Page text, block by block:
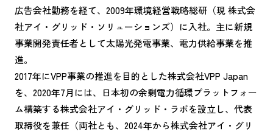
広告会社勤務を経て、2009年環境経営戦略総研（現 株式会
社アイ・グリッド・ソリューションズ）に入社。主に新規
事業開発責任者として太陽光発電事業、電力供給事業を推
進。
2017年にVPP事業の推進を目的とした株式会社VPP Japan
を、2020年7月には、日本初の余剰電力循環プラットフォー
ム構築する株式会社アイ・グリッド・ラボを設立し、代表
取締役を兼任（両社とも、2024年から株式会社アイ・グリ